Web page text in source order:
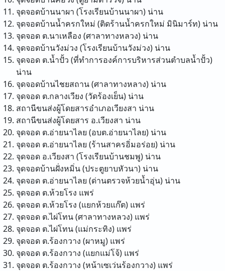
จุดจอดบ้านนาผา (โรงเรียนบ้านนาผา) น่าน
จุดจอดบ้านน้ำครกใหม่ (ติดร้านน้ำครกใหม่ มินิมาร์ท) น่าน
จุดจอด ต.นาเหลือง (ศาลาทางหลวง) น่าน
จุดจอดบ้านวังม่วง (โรงเรียนบ้านวังม่วง) น่าน
จุดจอด ต.น้ำปั้ว (ที่ทำการองค์การบริหารส่วนตำบลน้ำปั้ว)
น่าน
จุดจอดบ้านไชยสถาน (ศาลาทางหลาง) น่าน
จุดจอด ต.กลางเวียง (วัดร้องเย็น) น่าน
สถานีขนส่งผู้โดยสารอำเภอเวียงสา น่าน
สถานีขนส่งผู้โดยสาร อ.เวียงสา น่าน
จุดจอด ต.อ่ายนาไลย (อบต.อ่ายนาไลย) น่าน
จุดจอด ต.อ่ายนาไลย (ร้านสาครอิ่มอร่อย) น่าน
จุดจอด อ.เวียงสา (โรงเรียนบ้านชมพู) น่าน
จุดจอดบ้านฝั่งหมิ่น (ประตูยาบหัวนา) น่าน
จุดจอด ต.อ่ายนาไลย (ด่านตรวจห้วยน้ำอุ่น) น่าน
จุดจอด ต.ห้วยโรง แพร่
จุดจอด ต.ห้วยโรง (แยกห้วยแก๊ต) แพร่
จุดจอด ต.ไผ่โทน (ศาลาทางหลวง) แพร่
จุดจอด ต.ไผ่โทน (แม่กระทิง) แพร่
จุดจอด ต.ร้องกวาง (ผาหมู) แพร่
จุดจอด ต.ร้องกวาง (แยกแม่โจ้) แพร่
จุดจอด ต.ร้องกวาง (หน้าเซเว่นร้องกวาง) แพร่